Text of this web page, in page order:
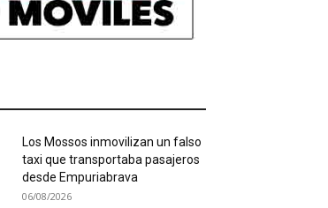
Los Mossos inmovilizan un falso
taxi que transportaba pasajeros
desde Empuriabrava
06/08/2026